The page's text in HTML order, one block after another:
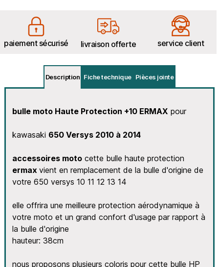
paiement sécurisé livraison offerte service client
Description Fiche technique Pièces jointe
bulle moto Haute Protection +10 ERMAX pour
kawasaki 650 Versys 2010 à 2014
accessoires motocette bulle haute protection
ermax vient en remplacement de la bulle d'origine de
votre 650 versys 10 11 12 13 14
elle offrira une meilleure protection aérodynamique à
votre moto et un grand confort d'usage par rapport à
la bulle d'origine
hauteur: 38cm
nous proposons plusieurs coloris pour cette bulle HP